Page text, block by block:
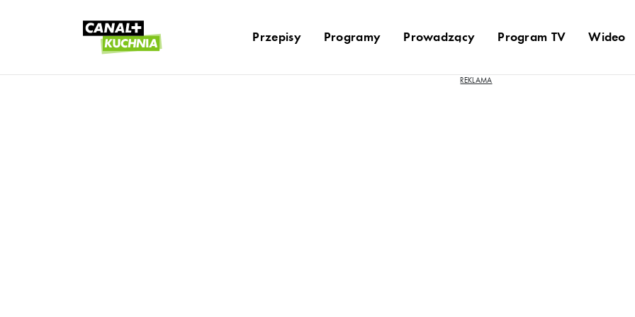
Przepisy Programy Prowadzący Program TV Wideo